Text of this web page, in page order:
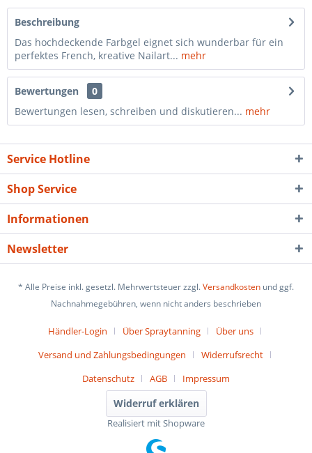
Beschreibung
Das hochdeckende Farbgel eignet sich wunderbar für ein
perfektes French, kreative Nailart... mehr
Bewertungen
0
Bewertungen lesen, schreiben und diskutieren... mehr
Service Hotline
Shop Service
Informationen
Newsletter
* Alle Preise inkl. gesetzl. Mehrwertsteuer zzgl.Versandkosten und ggf.
Nachnahmegebühren, wenn nicht anders beschrieben
Händler-Login Über Spraytanning
Über uns
Versand und Zahlungsbedingungen
Widerrufsrecht
Datenschutz
AGB Impressum
Widerruf erklären
Realisiert mit Shopware